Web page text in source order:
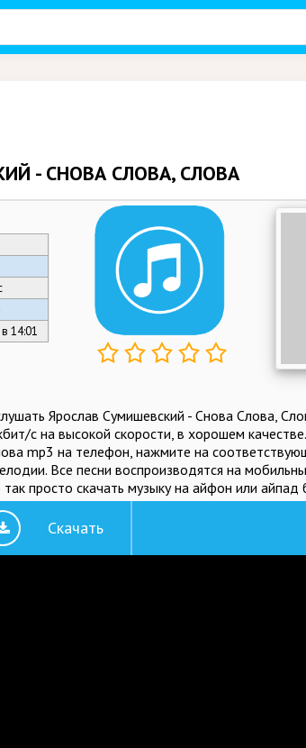
- СНОВА СЛОВА, СЛОВА
14:01
Ярослав Сумишевский - Снова Слова,
c на высокой скорости, в хорошем
mp3 на телефон, нажмите на
Все песни воспроизводятся на
просто скачать музыку на айфон или айпад
Скачать